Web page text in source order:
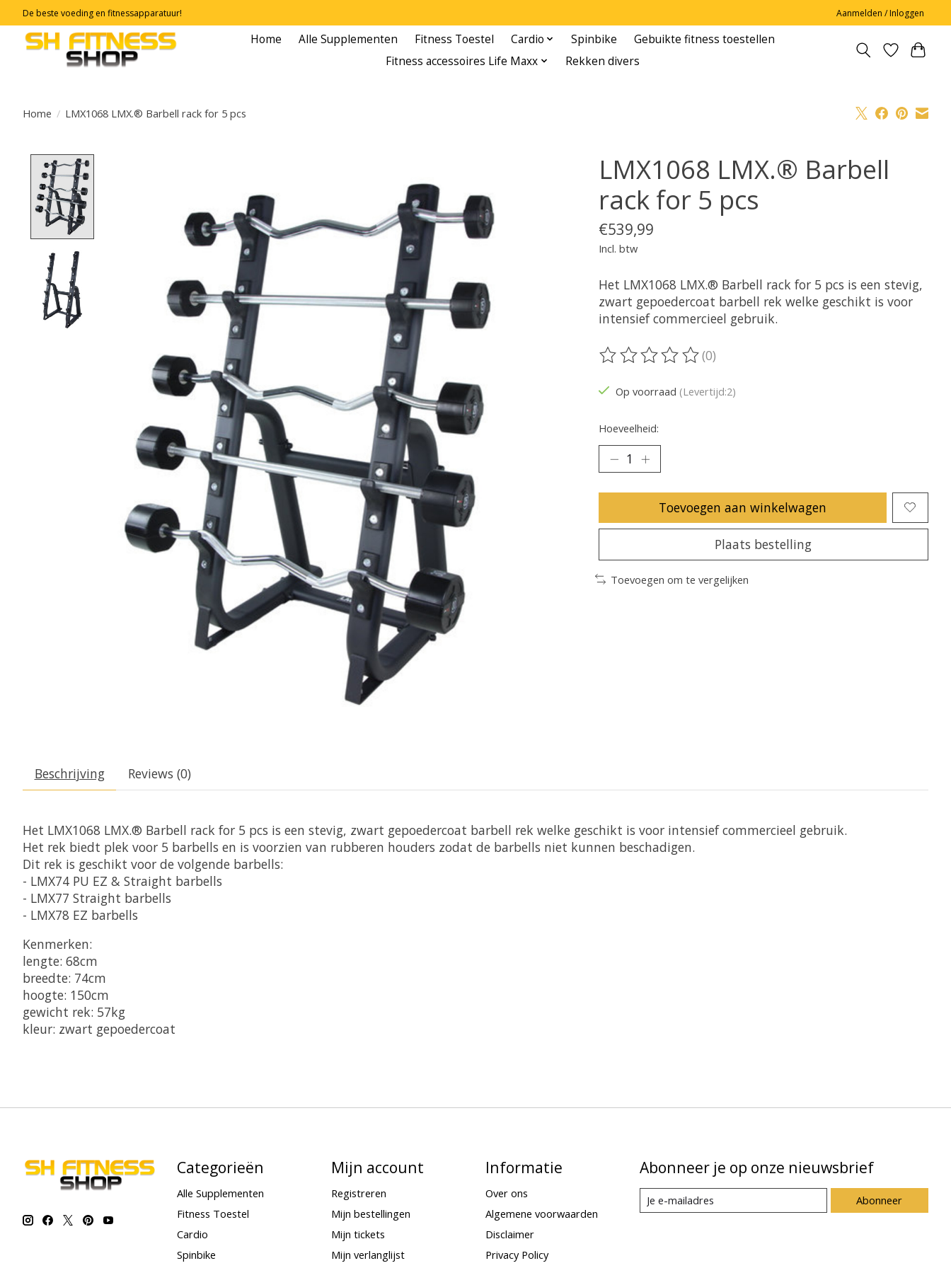
De beste voeding en fitnessapparatuur! Aanmelden / Inloggen
Home Alle Supplementen Fitness Toestel Cardio Spinbike
Gebuikte fitness toestellen
Fitness accessoires Life Maxx
Rekken divers
Home / LMX1068 LMX.® Barbell rack for 5 pcs
LMX1068 LMX.® Barbell
rack for 5 pcs
€539,99
Incl. btw
Het LMX1068 LMX.® Barbell rack for 5 pcs is een stevig,
zwart gepoedercoat barbell rek welke geschikt is voor
intensief commercieel gebruik.
De beoordeling van dit product is
(0)
Op voorraad (Levertijd:2)
Hoeveelheid:
Toevoegen aan winkelwagen
Plaats bestelling
Toevoegen om te vergelijken
Beschrijving Reviews (0)
Het LMX1068 LMX.® Barbell rack for 5 pcs is een stevig, zwart gepoedercoat barbell rek welke geschikt is voor intensief commercieel gebruik.
Het rek biedt plek voor 5 barbells en is voorzien van rubberen houders zodat de barbells niet kunnen beschadigen.
Dit rek is geschikt voor de volgende barbells:
- LMX74 PU EZ & Straight barbells
- LMX77 Straight barbells
- LMX78 EZ barbells
Kenmerken:
lengte: 68cm
breedte: 74cm
hoogte: 150cm
gewicht rek: 57kg
kleur: zwart gepoedercoat
Categorieën
Alle Supplementen
Fitness Toestel
Cardio
Spinbike
Mijn account
Registreren
Mijn bestellingen
Mijn tickets
Mijn verlanglijst
Informatie
Over ons
Algemene voorwaarden
Disclaimer
Privacy Policy
Abonneer je op onze nieuwsbrief
Abonneer